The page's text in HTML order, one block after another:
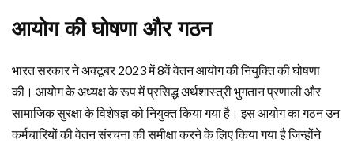
आयोग की घोषणा और गठन
भारत सरकार ने अक्टूबर 2023 में 8वें वेतन आयोग की नियुक्ति की घोषणा
की। आयोग के अध्यक्ष के रूप में प्रसिद्ध अर्थशास्त्री भुगतान प्रणाली और
सामाजिक सुरक्षा के विशेषज्ञ को नियुक्त किया गया है। इस आयोग का गठन उन
कर्मचारियों की वेतन संरचना की समीक्षा करने के लिए किया गया है जिन्होंने